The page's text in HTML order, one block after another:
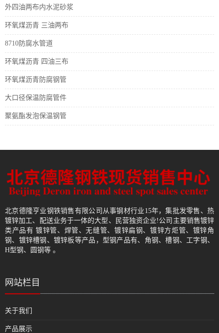
外四油两布内水泥砂浆
环氧煤沥青 三油两布
8710防腐水管道
环氧煤沥青 四油三布
环氧煤沥青防腐钢管
大口径保温防腐管件
聚氨酯发泡保温钢管
北京德隆亨业钢铁销售有限公司从事钢材行业15年，集批发零售、热
镀锌加工、配送业务于一体的大型、民营独资企业!公司主要销售镀锌
类产品有 镀锌管、焊管、无缝管、镀锌扁钢、镀锌方炬管、镀锌角
钢、镀锌槽钢、镀锌板等产品，型钢产品有、角钢、槽钢、工字钢、
H型钢、圆钢等 。
网站栏目
关于我们
产品展示